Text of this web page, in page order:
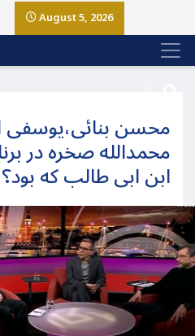
August 5, 2026
محسن بنائی،یوسفی
محمدالله صخره در
ابن ابی طالب که